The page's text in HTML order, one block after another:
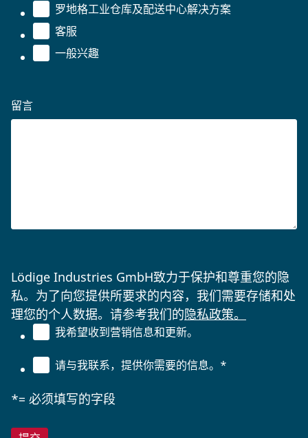
罗地格工业仓库及配送中心解决方案
客服
一般兴趣
留言
Lödige Industries GmbH致力于保护和尊重您的隐
私。为了向您提供所要求的内容，我们需要存储和处
理您的个人数据。请参考我们的隐私政策。
我希望收到营销信息和更新。
请与我联系，提供你需要的信息。 *
*= 必须填写的字段